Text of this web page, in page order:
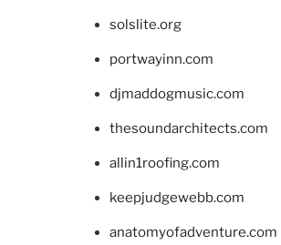
solslite.org
portwayinn.com
djmaddogmusic.com
thesoundarchitects.com
allin1roofing.com
keepjudgewebb.com
anatomyofadventure.com